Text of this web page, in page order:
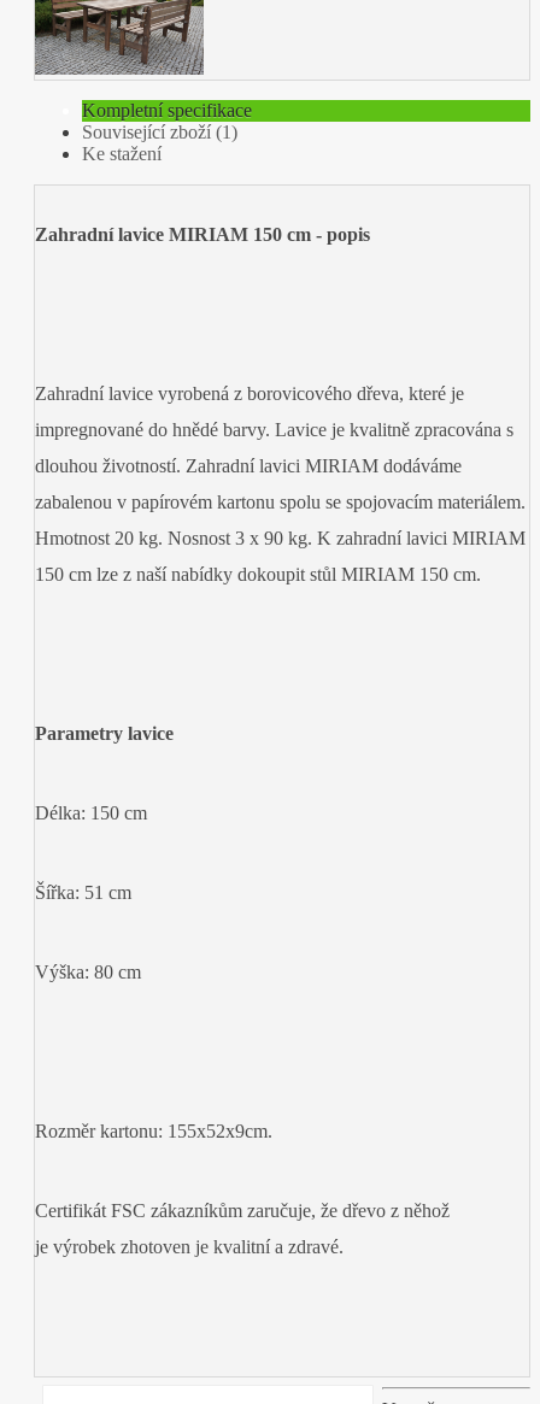
Kompletní specifikace
Související zboží (1)
Ke stažení
Zahradní lavice MIRIAM 150 cm - popis
Zahradní lavice vyrobená z borovicového dřeva, které je
impregnované do hnědé barvy. Lavice je kvalitně zpracována s
dlouhou životností. Zahradní lavici MIRIAM dodáváme
zabalenou v papírovém kartonu spolu se spojovacím materiálem.
Hmotnost 20 kg. Nosnost 3 x 90 kg. K zahradní lavici MIRIAM
150 cm lze z naší nabídky dokoupit stůl MIRIAM 150 cm.
Parametry lavice
Délka: 150 cm
Šířka: 51 cm
Výška: 80 cm
Rozměr kartonu: 155x52x9cm.
Certifikát FSC zákazníkům zaručuje, že dřevo z něhož
je výrobek zhotoven je kvalitní a zdravé.